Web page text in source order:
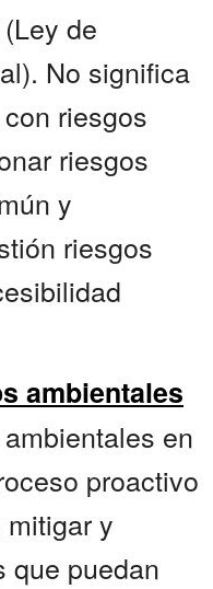
de
No significa
riesgos
riesgos
y
riesgos
ambientales
en
proactivo
y
que puedan